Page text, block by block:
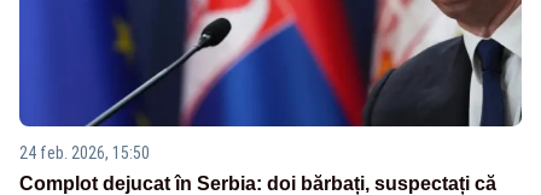
24 feb. 2026, 15:50
Complot dejucat în Serbia: doi bărbați, suspectați că